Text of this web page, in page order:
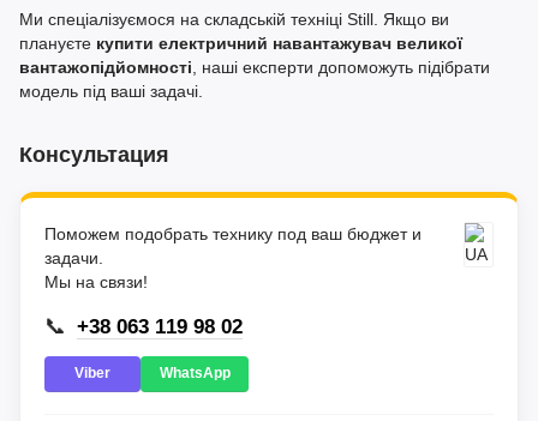
Ми спеціалізуємося на складській техніці Still. Якщо ви
плануєте купити електричний навантажувач великої
вантажопідйомності , наші експерти допоможуть підібрати
модель під ваші задачі.
Консультация
Поможем подобрать технику под ваш бюджет и
задачи.
Мы на связи!
📞 +38 063 119 98 02
Viber WhatsApp